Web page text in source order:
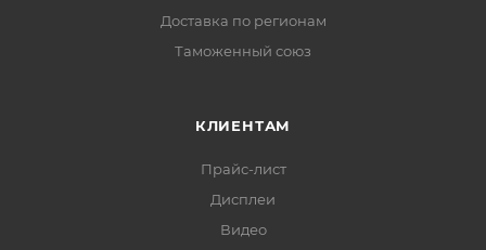
Доставка по регионам
Таможенный союз
КЛИЕНТАМ
Прайс-лист
Дисплеи
Видео